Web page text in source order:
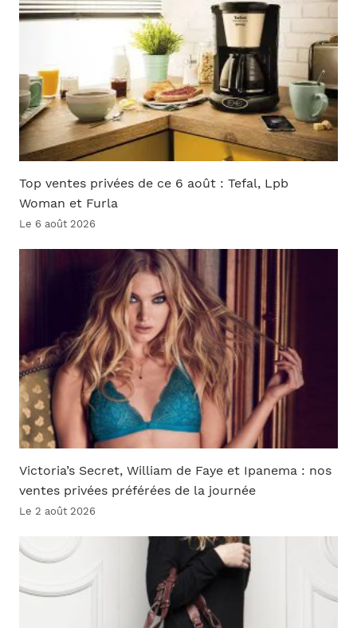
Top ventes privées de ce 6 août : Tefal, Lpb
Woman et Furla
Le 6 août 2026
Victoria’s Secret, William de Faye et Ipanema : nos
ventes privées préférées de la journée
Le 2 août 2026